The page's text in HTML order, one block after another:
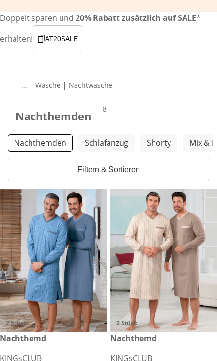
Doppelt sparen und 20% Rabatt zusätzlich auf SALE*
erhalten!
AT20SALE
... | Wäsche | Nachtwäsche
Nachthemden Produkte
8
Weitere Kategorien überspringen
Nachthemden Schlafanzug Shorty Mix &
Filtern & Sortieren
2 Stück
€ 54,99
Nachthemd
KINGsCLUB
2 Stück
€ 54,99
Nachthemd
KINGsCLUB